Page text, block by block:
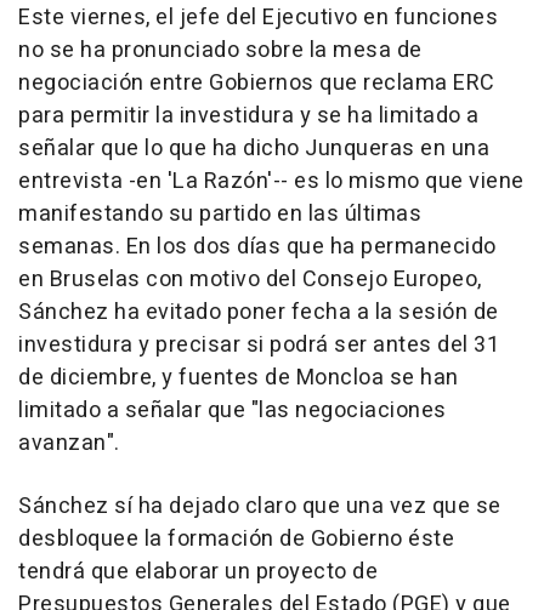
Este viernes, el jefe del Ejecutivo en funciones
no se ha pronunciado sobre la mesa de
negociación entre Gobiernos que reclama ERC
para permitir la investidura y se ha limitado a
señalar que lo que ha dicho Junqueras en una
entrevista -en 'La Razón'-- es lo mismo que viene
manifestando su partido en las últimas
semanas. En los dos días que ha permanecido
en Bruselas con motivo del Consejo Europeo,
Sánchez ha evitado poner fecha a la sesión de
investidura y precisar si podrá ser antes del 31
de diciembre, y fuentes de Moncloa se han
limitado a señalar que "las negociaciones
avanzan".
Sánchez sí ha dejado claro que una vez que se
desbloquee la formación de Gobierno éste
tendrá que elaborar un proyecto de